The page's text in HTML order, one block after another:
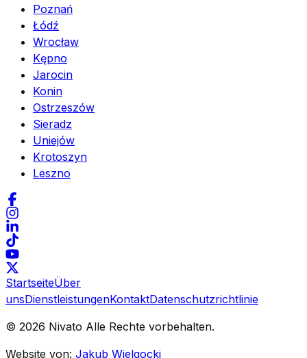
Poznań
Łódź
Wrocław
Kępno
Jarocin
Konin
Ostrzeszów
Sieradz
Uniejów
Krotoszyn
Leszno
StartseiteÜber
unsDienstleistungenKontaktDatenschutzrichtlinie
© 2026 Nivato Alle Rechte vorbehalten.
Website von: Jakub Wielgocki